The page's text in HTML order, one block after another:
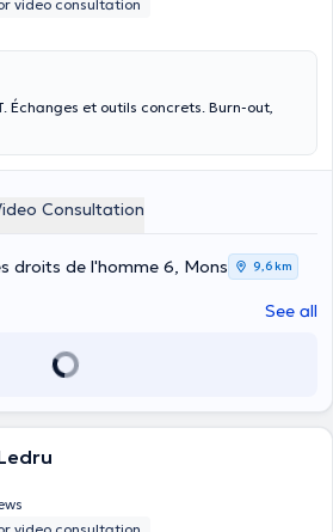
video consultation
Échanges et outils concrets. Burn-out,
Consultation
droits de l'homme 6, Mons 9,6 km
See all